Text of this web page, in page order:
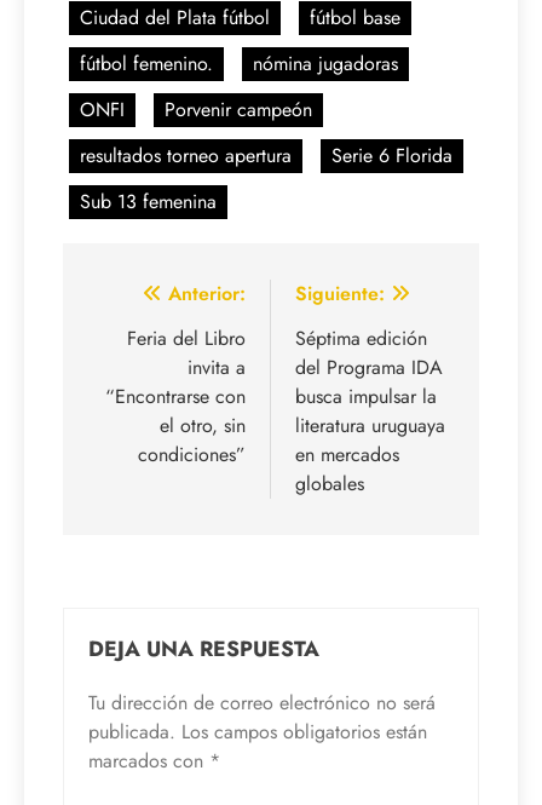
Ciudad del Plata fútbol
fútbol base
fútbol femenino.
nómina jugadoras
ONFI
Porvenir campeón
resultados torneo apertura
Serie 6 Florida
Sub 13 femenina
Navegación
entradas
Anterior:
Feria del Libro
invita a
“Encontrarse con
el otro, sin
condiciones”
Siguiente:
Séptima edición
del Programa IDA
busca impulsar la
literatura uruguaya
en mercados
globales
DEJA UNA RESPUESTA
Tu dirección de correo electrónico no será
publicada. Los campos obligatorios están
marcados con *